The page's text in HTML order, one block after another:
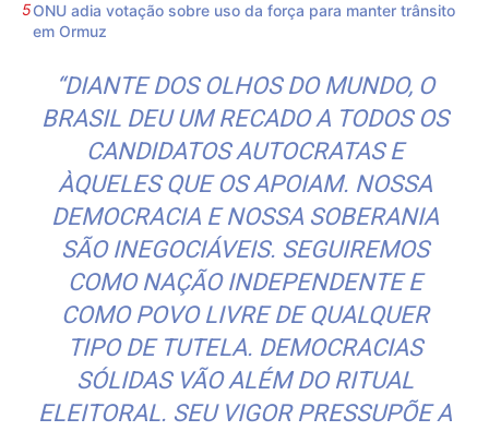
ONU adia votação sobre uso da força para manter trânsito
em Ormuz
“DIANTE DOS OLHOS DO MUNDO, O
BRASIL DEU UM RECADO A TODOS OS
CANDIDATOS AUTOCRATAS E
ÀQUELES QUE OS APOIAM. NOSSA
DEMOCRACIA E NOSSA SOBERANIA
SÃO INEGOCIÁVEIS. SEGUIREMOS
COMO NAÇÃO INDEPENDENTE E
COMO POVO LIVRE DE QUALQUER
TIPO DE TUTELA. DEMOCRACIAS
SÓLIDAS VÃO ALÉM DO RITUAL
ELEITORAL. SEU VIGOR PRESSUPÕE A